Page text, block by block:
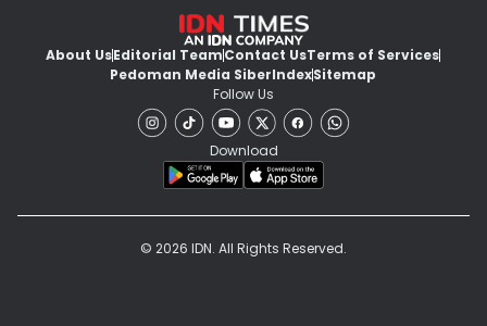
About UsEditorial TeamContact UsTerms of Services
Pedoman Media SiberIndexSitemap
Follow Us
Download
© 2026 IDN. All Rights Reserved.